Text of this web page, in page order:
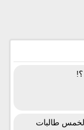
طالبات